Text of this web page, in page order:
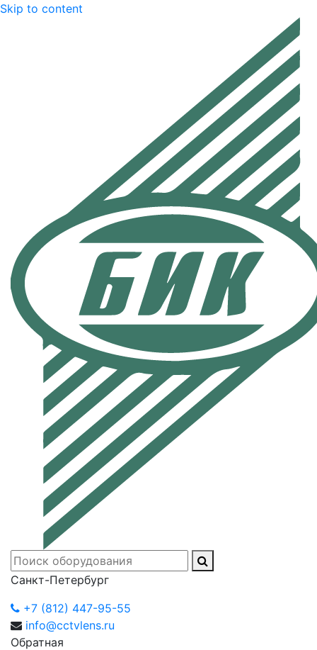
Skip to content
Санкт-Петербург
+7 (812) 447-95-55
info@cctvlens.ru
Обратная